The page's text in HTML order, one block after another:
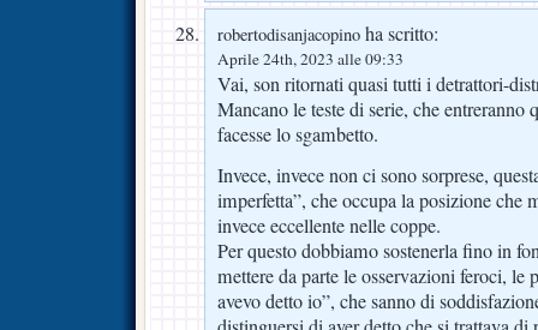
robertodisanjacopino ha scritto:
Aprile 24th, 2023 alle 09:33
Vai, son ritornati quasi tutti i detrattori-
Mancano le teste di serie, che entreranno
facesse lo sgambetto.
Invece, invece non ci sono sorprese,
imperfetta”, che occupa la posizione che
invece eccellente nelle coppe.
Per questo dobbiamo sostenerla fino in
mettere da parte le osservazioni feroci, le
avevo detto io”, che sanno di